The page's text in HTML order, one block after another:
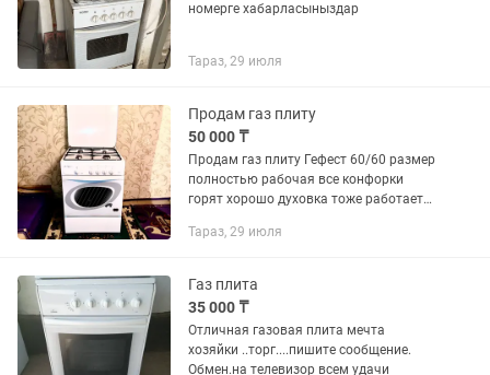
номерге хабарласыныздар
Тараз, 29 июля
Продам газ плиту
50 000 ₸
Продам газ плиту Гефест 60/60 размер
полностью рабочая все конфорки
горят хорошо духовка тоже работает
пользованный помогу с доставкой у
Тараз, 29 июля
Газ плита
35 000 ₸
Отличная газовая плита мечта
хозяйки ..торг....пишите сообщение.
Обмен.на телевизор всем удачи